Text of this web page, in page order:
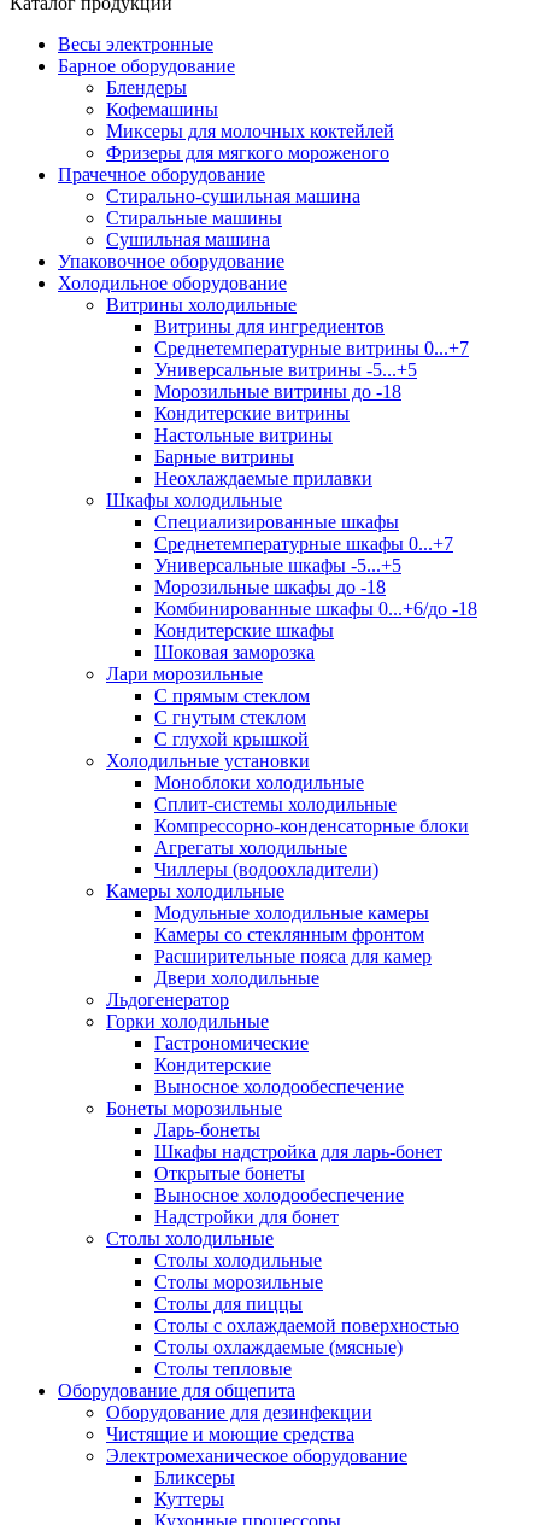
Весы электронные
Барное оборудование
Блендеры
Кофемашины
Миксеры для молочных коктейлей
Фризеры для мягкого мороженого
Прачечное оборудование
Стирально-сушильная машина
Стиральные машины
Сушильная машина
Упаковочное оборудование
Холодильное оборудование
Витрины холодильные
Витрины для ингредиентов
Среднетемпературные витрины 0...+7
Универсальные витрины -5...+5
Морозильные витрины до -18
Кондитерские витрины
Настольные витрины
Барные витрины
Неохлаждаемые прилавки
Шкафы холодильные
Cпециализированные шкафы
Среднетемпературные шкафы 0...+7
Универсальные шкафы -5...+5
Морозильные шкафы до -18
Комбинированные шкафы 0...+6/до -18
Кондитерские шкафы
Шоковая заморозка
Лари морозильные
С прямым стеклом
С гнутым стеклом
С глухой крышкой
Холодильные установки
Моноблоки холодильные
Сплит-системы холодильные
Компрессорно-конденсаторные блоки
Агрегаты холодильные
Чиллеры (водоохладители)
Камеры холодильные
Модульные холодильные камеры
Камеры со стеклянным фронтом
Расширительные пояса для камер
Двери холодильные
Льдогенератор
Горки холодильные
Гастрономические
Кондитерские
Выносное холодообеспечение
Бонеты морозильные
Ларь-бонеты
Шкафы надстройка для ларь-бонет
Открытые бонеты
Выносное холодообеспечение
Надстройки для бонет
Столы холодильные
Столы холодильные
Столы морозильные
Столы для пиццы
Столы с охлаждаемой поверхностью
Столы охлаждаемые (мясные)
Столы тепловые
Оборудование для общепита
Оборудование для дезинфекции
Чистящие и моющие средства
Электромеханическое оборудование
Бликсеры
Куттеры
Кухонные процессоры